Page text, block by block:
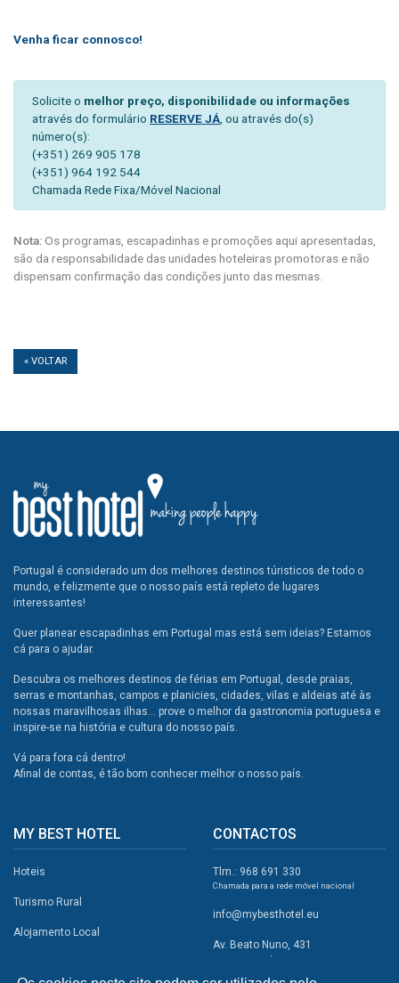
Venha ficar connosco!
Solicite o melhor preço, disponibilidade ou informações
através do formulário RESERVE JÁ , ou através do(s)
número(s):
(+351) 269 905 178
(+351) 964 192 544
Chamada Rede Fixa/Móvel Nacional
Nota:Os programas, escapadinhas e promoções aqui apresentadas,
são da responsabilidade das unidades hoteleiras promotoras e não
dispensam confirmação das condições junto das mesmas.
« VOLTAR
Portugal é considerado um dos melhores destinos túristicos de todo o
mundo, e felizmente que o nosso país está repleto de lugares
interessantes!
Quer planear escapadinhas em Portugal mas está sem ideias? Estamos
cá para o ajudar.
Descubra os melhores destinos de férias em Portugal, desde praias,
serras e montanhas, campos e planicies, cidades, vilas e aldeias até às
nossas maravilhosas ilhas... prove o melhor da gastronomia portuguesa e
inspire-se na história e cultura do nosso país.
Vá para fora cá dentro!
Afinal de contas, é tão bom conhecer melhor o nosso país.
MY BEST HOTEL
Hoteis
Turismo Rural
Alojamento Local
CONTACTOS
Tlm.: 968 691 330
Chamada para a rede móvel nacional
info@mybesthotel.eu
Av. Beato Nuno, 431
2495-401 Fátima